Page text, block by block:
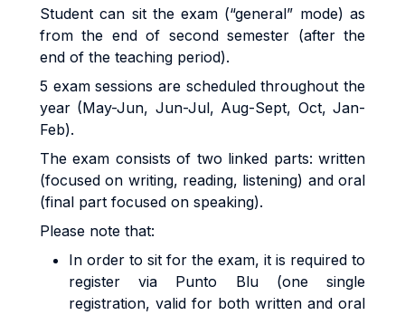
Student can sit the exam (“general” mode) as
from the end of second semester (after the
end of the teaching period).
5 exam sessions are scheduled throughout the
year (May-Jun, Jun-Jul, Aug-Sept, Oct, Jan-
Feb).
The exam consists of two linked parts: written
(focused on writing, reading, listening) and oral
(final part focused on speaking).
Please note that:
In order to sit for the exam, it is required to
register via Punto Blu (one single
registration, valid for both written and oral